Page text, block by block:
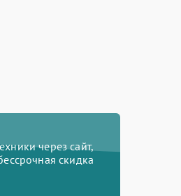
через сайт,
скидка